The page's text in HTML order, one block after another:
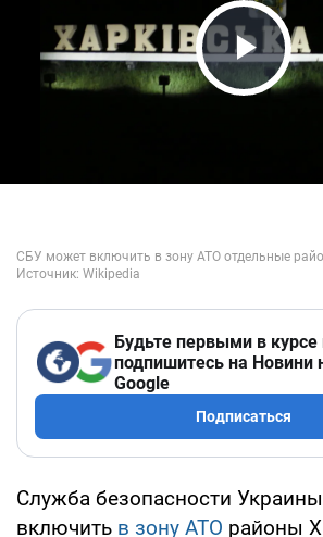
Play
Будьте первыми в курсе
подпишитесь на Новини
Google
Подписаться
Служба безопасности
включить в зону АТО районы